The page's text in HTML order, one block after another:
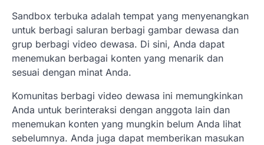
Sandbox terbuka adalah tempat yang menyenangkan
untuk berbagi saluran berbagi gambar dewasa dan
grup berbagi video dewasa. Di sini, Anda dapat
menemukan berbagai konten yang menarik dan
sesuai dengan minat Anda.
Komunitas berbagi video dewasa ini memungkinkan
Anda untuk berinteraksi dengan anggota lain dan
menemukan konten yang mungkin belum Anda lihat
sebelumnya. Anda juga dapat memberikan masukan